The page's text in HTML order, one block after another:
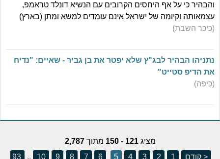
והבהיר כי על אף היחסים הקרובים עם הנשיא דונלד טראמפ,
עצמאותה וקיומה של ישראל אינם עומדים למשא ומתן (בארץ)
(כיכר השבת)
נתניהו הבהיר לבג"ץ שלא יפטר את בן גביר - שאיים: "נדיח
את הדיפ סטייט"
(כיפה)
מציג121 - 150 מתוך2,787
< קודם
1
2
3
4
5
6
7
8
9
10
..
93